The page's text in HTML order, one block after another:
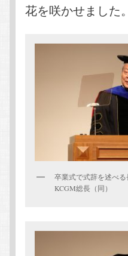
花を咲かせました。
卒業式で式辞を述べる
KCGM総長（同）